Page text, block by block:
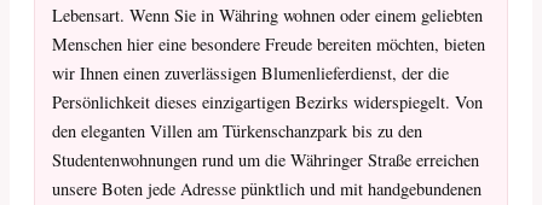
Lebensart. Wenn Sie in Währing wohnen oder einem geliebten
Menschen hier eine besondere Freude bereiten möchten, bieten
wir Ihnen einen zuverlässigen Blumenlieferdienst, der die
Persönlichkeit dieses einzigartigen Bezirks widerspiegelt. Von
den eleganten Villen am Türkenschanzpark bis zu den
Studentenwohnungen rund um die Währinger Straße erreichen
unsere Boten jede Adresse pünktlich und mit handgebundenen